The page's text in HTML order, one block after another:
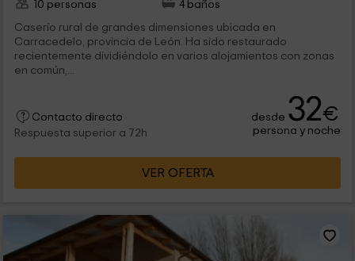
10 personas
4 baños
Caserío rural de grandes dimensiones ubicada en
Carracedelo, provincia de León. Ha sido restaurado
recientemente dividiéndolo en varios alojamientos con zonas
en común,...
Contacto directo
Respuesta superior a 72h
desde 32€
persona y noche
VER OFERTA